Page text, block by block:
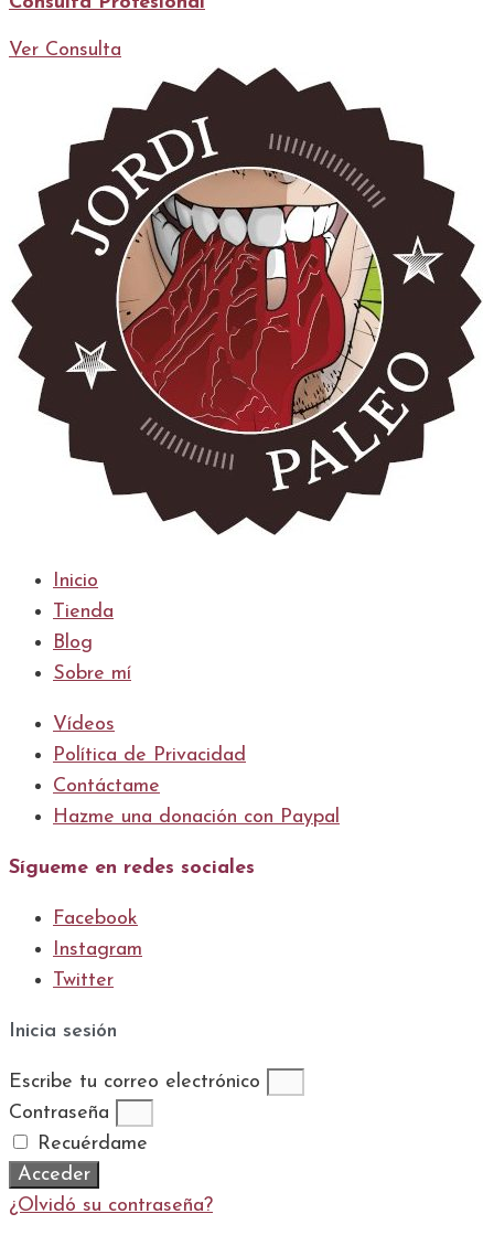
Ver Consulta
Inicio
Tienda
Blog
Sobre mí
Vídeos
Política de Privacidad
Contáctame
Hazme una donación con Paypal
Sígueme en redes sociales
Facebook
Instagram
Twitter
Inicia sesión
Escribe tu correo electrónico
Contraseña
Recuérdame
Acceder
¿Olvidó su contraseña?